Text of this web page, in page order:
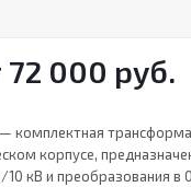
72 000 руб.
комплектная
корпусе,
кВ и преобразования в